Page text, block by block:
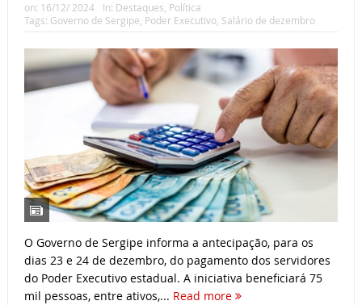
on: 16/12/ 2024 In: Destaques, Política
Tags: Governo de Sergipe, Poder Executivo, Salário de dezembro
O Governo de Sergipe informa a antecipação, para os
dias 23 e 24 de dezembro, do pagamento dos servidores
do Poder Executivo estadual. A iniciativa beneficiará 75
mil pessoas, entre ativos,... Read more